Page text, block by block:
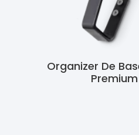
Organizer De